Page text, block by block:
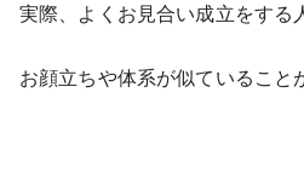
実際、よくお見合い成立をする
お顔立ちや体系が似ていること